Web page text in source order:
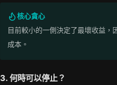
核心貪心
目前較小的一側決定了最壞收益，
成本。
3. 何時可以停止？